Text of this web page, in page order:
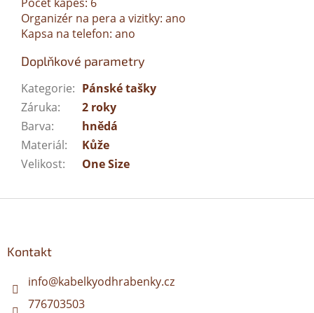
Organizér na pera a vizitky: ano
Kapsa na telefon: ano
Doplňkové parametry
Kategorie: Pánské tašky
Záruka:
2 roky
Barva:
hnědá
Materiál:
Kůže
Velikost: One Size
Kontakt
info@kabelkyodhrabenky.cz
776703503